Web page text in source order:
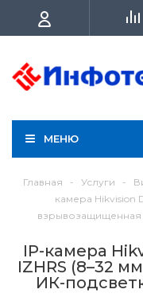
МЕНЮ
Главная - Услуги -
камера Hikvision
взрывозащищенная
IP-камера
IZHRS (8–32
ИК-